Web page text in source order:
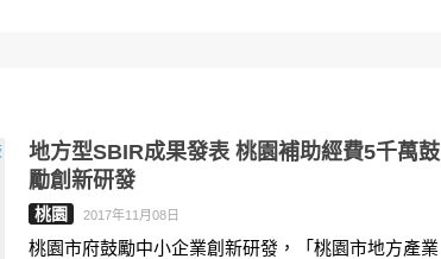
地方型SBIR成果發表 桃園補助經費5千萬鼓
勵創新研發
桃園 2017年11月08日
桃園市府鼓勵中小企業創新研發，「桃園市地方產業